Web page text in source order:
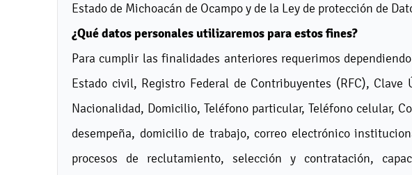
Estado de Michoacán de Ocampo y de la Ley de protección de
¿Qué datos personales utilizaremos para estos fines?
Para cumplir las finalidades anteriores requerimos
Estado civil, Registro Federal de Contribuyentes (RFC),
Nacionalidad, Domicilio, Teléfono particular, Teléfono celular,
desempeña, domicilio de trabajo, correo electrónico
procesos de reclutamiento, selección y contratación,